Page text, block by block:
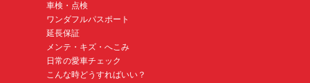
車検・点検
ワンダフルパスポート
延長保証
メンテ・キズ・へこみ
日常の愛車チェック
こんな時どうすればいい？